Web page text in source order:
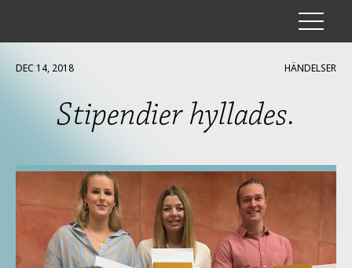
HISTORIK
OM OSS
STIPENDIER
DEC 14, 2018 HÄNDELSER
Stipendier hyllades.